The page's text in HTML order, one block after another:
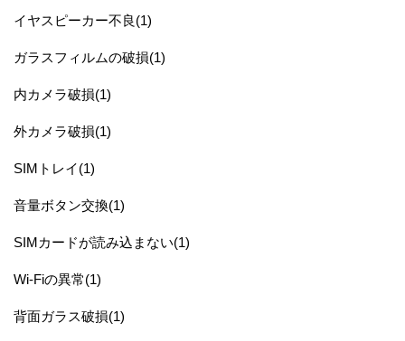
イヤスピーカー不良(1)
ガラスフィルムの破損(1)
内カメラ破損(1)
外カメラ破損(1)
SIMトレイ(1)
音量ボタン交換(1)
SIMカードが読み込まない(1)
Wi-Fiの異常(1)
背面ガラス破損(1)